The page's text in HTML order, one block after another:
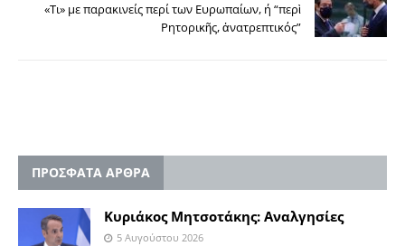
«Τι» με παρακινείς περί των Ευρωπαίων, ή “περὶ
Ρητορικῆς, ἀνατρεπτικός”
ΠΡΟΣΦΑΤΑ ΑΡΘΡΑ
Κυριάκος Μητσοτάκης: Αναλγησίες
5 Αυγούστου 2026